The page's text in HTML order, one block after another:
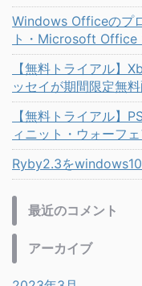
Windows Officeのプ
ト・Microsoft Office
【無料トライアル】
ッセイが期間限定無
【無料トライアル】
ィニット・ウォーフ
Ryby2.3を
最近のコメント
アーカイブ